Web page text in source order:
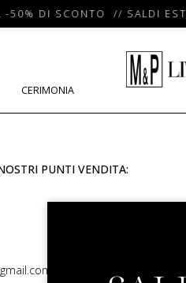
DI SCONTO // SALDI
CERIMONIA
PUNTI VENDITA: